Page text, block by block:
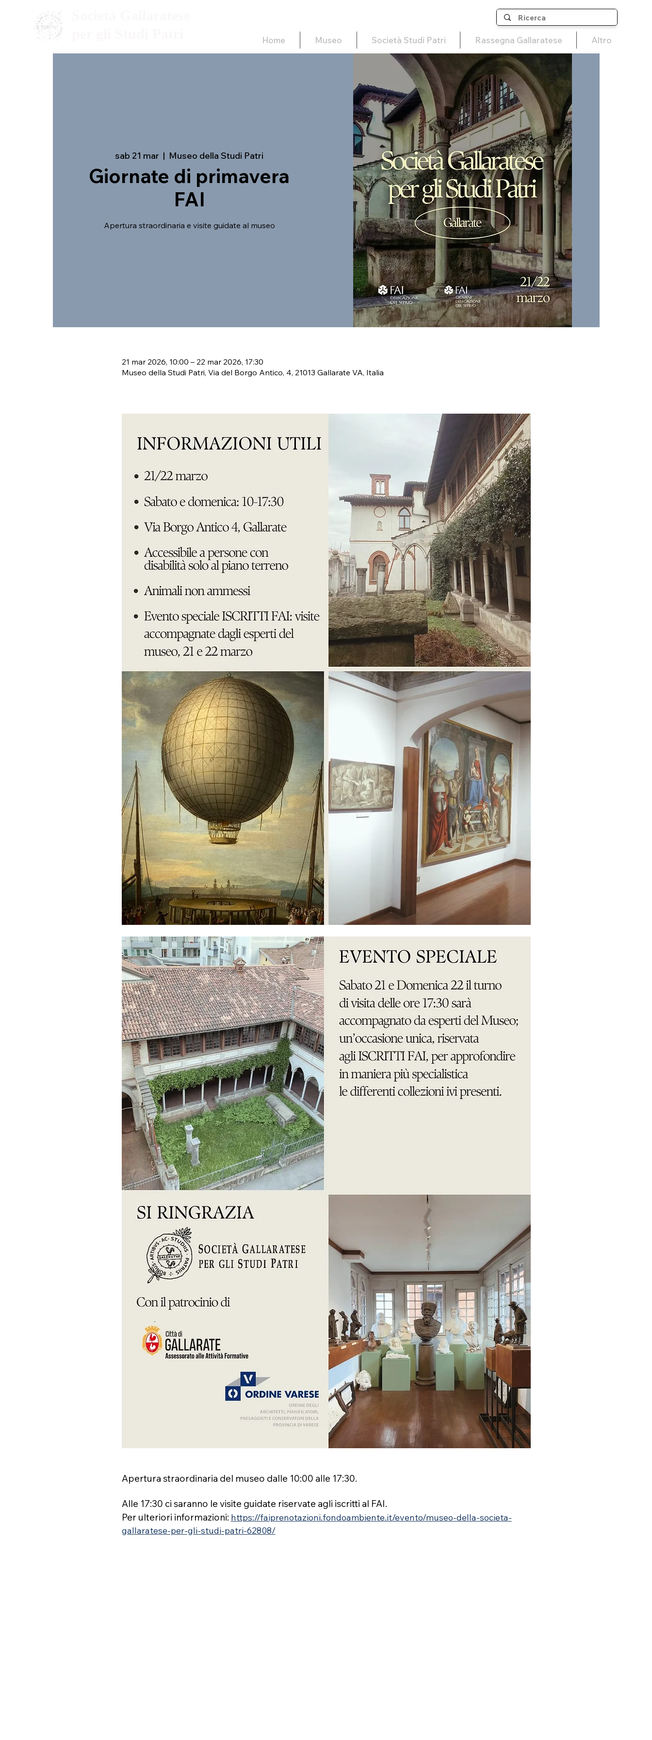
Home Museo Società Studi Patri Rassegna Gallaratese Altro
sab 21 mar
  |
Museo della Studi Patri
Giornate di primavera
FAI
Apertura straordinaria e visite guidate al museo
21 mar 2026, 10:00 – 22 mar 2026, 17:30
Museo della Studi Patri, Via del Borgo Antico, 4, 21013 Gallarate VA, Italia
Apertura straordinaria del museo dalle 10:00 alle 17:30.
Alle 17:30 ci saranno le visite guidate riservate agli iscritti al FAI.
Per ulteriori informazioni: https://faiprenotazioni.fondoambiente.it/evento/museo-della-societa-
gallaratese-per-gli-studi-patri-62808/